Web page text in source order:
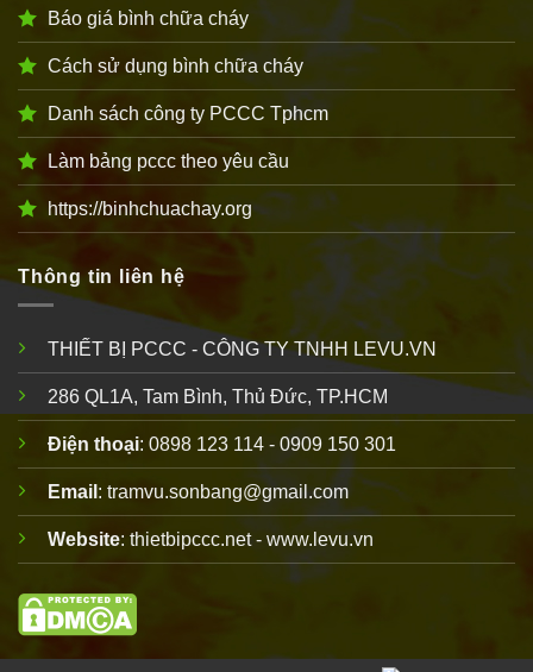
Báo giá bình chữa cháy
Cách sử dụng bình chữa cháy
Danh sách công ty PCCC Tphcm
Làm bảng pccc theo yêu cầu
https://binhchuachay.org
Thông tin liên hệ
THIẾT BỊ PCCC - CÔNG TY TNHH LEVU.VN
286 QL1A, Tam Bình, Thủ Đức, TP.HCM
Điện thoại: 0898 123 114 - 0909 150 301
Email : tramvu.sonbang@gmail.com
Website: thietbipccc.net - www.levu.vn